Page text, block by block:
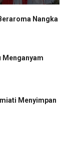
Nangka
Menganyam
Menyimpan